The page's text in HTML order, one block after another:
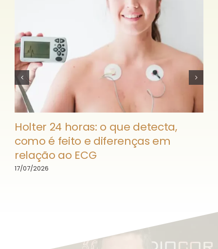
Holter 24 horas: o que detecta,
como é feito e diferenças em
relação ao ECG
17/07/2026